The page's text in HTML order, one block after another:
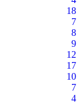
18
7
8
9
12
17
10
7
4